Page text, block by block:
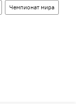
Чемпионат мира